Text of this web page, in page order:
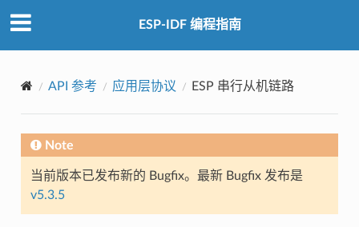
ESP-IDF 编程指南
API 参考 应用层协议 ESP 串行从机链路
Note
当前版本已发布新的 Bugfix。最新 Bugfix 发布是
v5.3.5